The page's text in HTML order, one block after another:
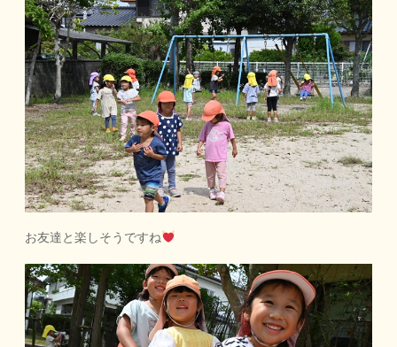
お友達と楽しそうですね